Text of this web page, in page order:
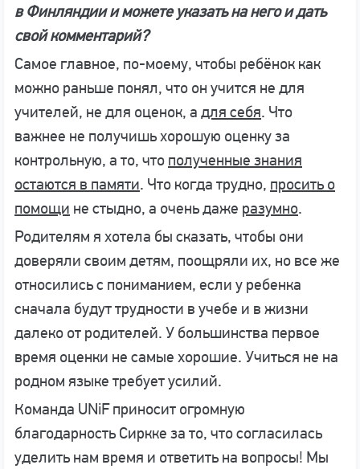
в Финляндии и можете указать на него и дать
свой комментарий?
Самое главное, по-моему, чтобы ребёнок как
можно раньше понял, что он учится не для
учителей, не для оценок, а для себя. Что
важнее не получишь хорошую оценку за
контрольную, а то, что полученные знания
остаются в памяти. Что когда трудно, просить о
помощи не стыдно, а очень даже разумно.
Родителям я хотела бы сказать, чтобы они
доверяли своим детям, поощряли их, но все же
относились с пониманием, если у ребенка
сначала будут трудности в учебе и в жизни
далеко от родителей. У большинства первое
время оценки не самые хорошие. Учиться не на
родном языке требует усилий.
Команда UNiF приносит огромную
благодарность Сиркке за то, что согласилась
уделить нам время и ответить на вопросы! Мы